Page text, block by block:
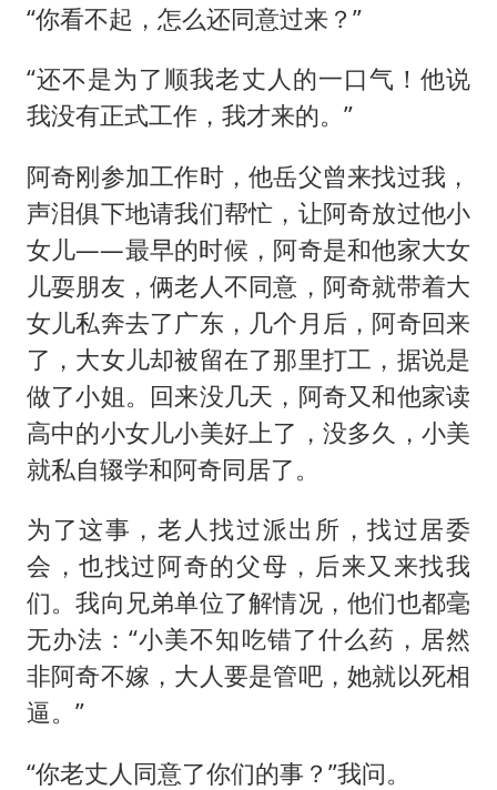
“你看不起，怎么还同意过来？”
“还不是为了顺我老丈人的一口气！他说
我没有正式工作，我才来的。”
阿奇刚参加工作时，他岳父曾来找过我，
声泪俱下地请我们帮忙，让阿奇放过他小
女儿——最早的时候，阿奇是和他家大女
儿耍朋友，俩老人不同意，阿奇就带着大
女儿私奔去了广东，几个月后，阿奇回来
了，大女儿却被留在了那里打工，据说是
做了小姐。回来没几天，阿奇又和他家读
高中的小女儿小美好上了，没多久，小美
就私自辍学和阿奇同居了。
为了这事，老人找过派出所，找过居委
会，也找过阿奇的父母，后来又来找我
们。我向兄弟单位了解情况，他们也都毫
无办法：“小美不知吃错了什么药，居然
非阿奇不嫁，大人要是管吧，她就以死相
逼。”
“你老丈人同意了你们的事？”我问。